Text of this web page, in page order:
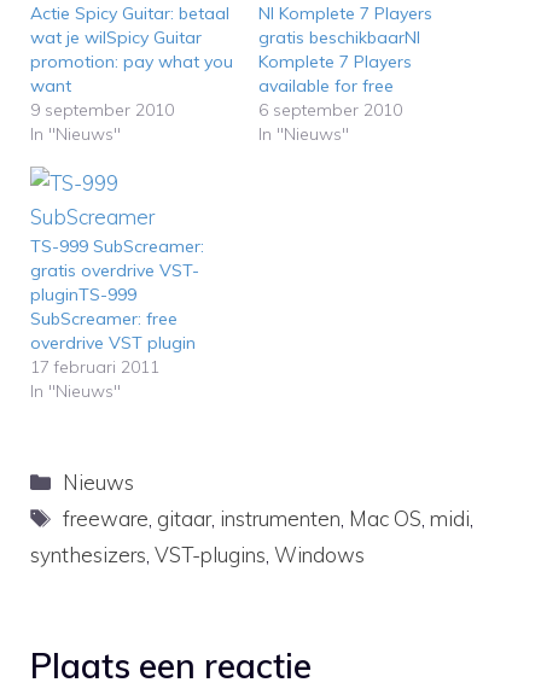
Actie Spicy Guitar: betaal
wat je wilSpicy Guitar
promotion: pay what you
want
9 september 2010
In "Nieuws"
NI Komplete 7 Players
gratis beschikbaarNI
Komplete 7 Players
available for free
6 september 2010
In "Nieuws"
TS-999 SubScreamer:
gratis overdrive VST-
pluginTS-999
SubScreamer: free
overdrive VST plugin
17 februari 2011
In "Nieuws"
Categorieën
Nieuws
Tags
freeware gitaar, instrumenten Mac OS ,midi
synthesizers VST-plugins Windows
Plaats een reactie